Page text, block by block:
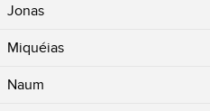
Jonas
Miquéias
Naum